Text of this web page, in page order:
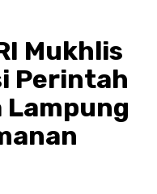
Mukhlis
Perintah
Lampung